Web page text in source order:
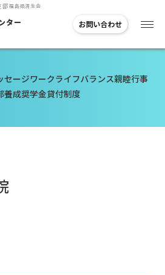
部福島県済生会
ター
お問い合わせ
セージワークライフバランス親睦行事
養成奨学金貸付制度